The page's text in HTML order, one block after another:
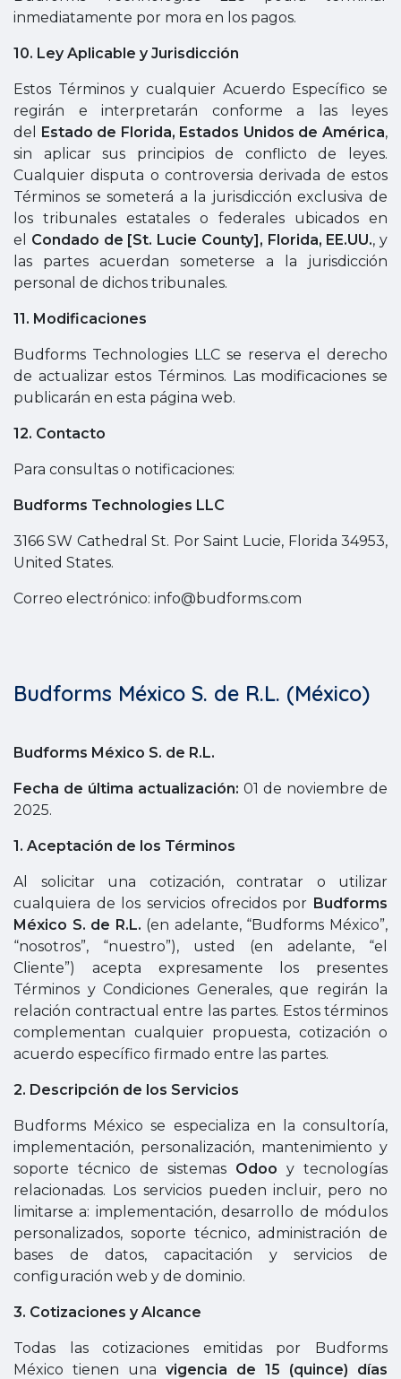
inmediatamente por mora en los pagos.
10. Ley Aplicable y Jurisdicción
Estos Términos y cualquier Acuerdo Específico se
regirán e interpretarán conforme a las leyes
del Estado de Florida, Estados Unidos de América,
sin aplicar sus principios de conflicto de leyes.
Cualquier disputa o controversia derivada de estos
Términos se someterá a la jurisdicción exclusiva de
los tribunales estatales o federales ubicados en
el Condado de [St. Lucie County], Florida, EE.UU., y
las partes acuerdan someterse a la jurisdicción
personal de dichos tribunales.
11. Modificaciones
Budforms Technologies LLC se reserva el derecho
de actualizar estos Términos. Las modificaciones se
publicarán en esta página web.
12. Contacto
Para consultas o notificaciones:
Budforms Technologies LLC
3166 SW Cathedral St. Por Saint Lucie, Florida 34953,
United States.
Correo electrónico: info@budforms.com
Budforms México S. de R.L. (México)
Budforms México S. de R.L.
Fecha de última actualización: 01 de noviembre de
2025.
1. Aceptación de los Términos
Al solicitar una cotización, contratar o utilizar
cualquiera de los servicios ofrecidos por Budforms
México S. de R.L. (en adelante, “Budforms México”,
“nosotros”, “nuestro”), usted (en adelante, “el
Cliente”) acepta expresamente los presentes
Términos y Condiciones Generales, que regirán la
relación contractual entre las partes. Estos términos
complementan cualquier propuesta, cotización o
acuerdo específico firmado entre las partes.
2. Descripción de los Servicios
Budforms México se especializa en la consultoría,
implementación, personalización, mantenimiento y
soporte técnico de sistemas Odoo y tecnologías
relacionadas. Los servicios pueden incluir, pero no
limitarse a: implementación, desarrollo de módulos
personalizados, soporte técnico, administración de
bases de datos, capacitación y servicios de
configuración web y de dominio.
3. Cotizaciones y Alcance
Todas las cotizaciones emitidas por Budforms
México tienen una vigencia de 15 (quince) días